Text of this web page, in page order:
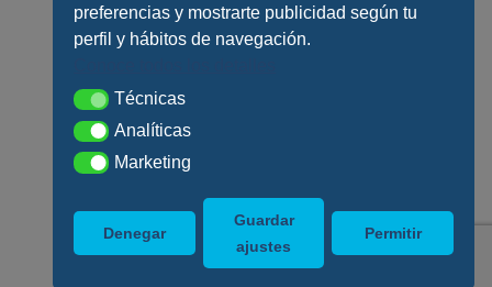
preferencias y mostrarte publicidad según tu
perfil y hábitos de navegación.
TécnicasTécnicas
AnalíticasAnalíticas
MarketingMarketing
Denegar
Guardar
ajustes
Permitir